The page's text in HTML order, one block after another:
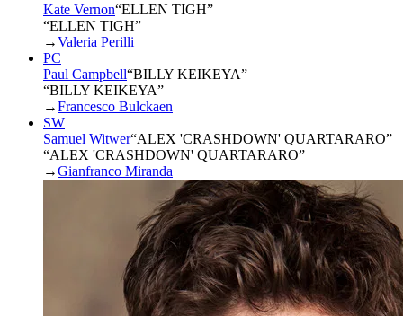
Kate Vernon“ELLEN TIGH”
“ELLEN TIGH”
→Valeria Perilli
PC
Paul Campbell“BILLY KEIKEYA”
“BILLY KEIKEYA”
→Francesco Bulckaen
SW
Samuel Witwer“ALEX 'CRASHDOWN' QUARTARARO”
“ALEX 'CRASHDOWN' QUARTARARO”
→Gianfranco Miranda